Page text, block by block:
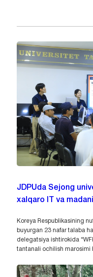
JDPUda Sejong
xalqaro IT va
Koreya Respublikasining
buyurgan 23 nafar talaba
delegatsiya ishtirokida
tantanali ochilish marosimi